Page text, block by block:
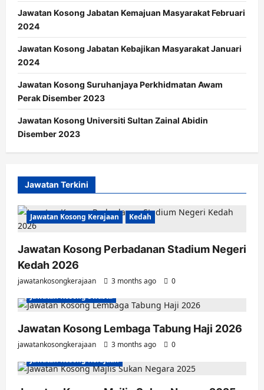
Jawatan Kosong Jabatan Kemajuan Masyarakat Februari
2024
Jawatan Kosong Jabatan Kebajikan Masyarakat Januari
2024
Jawatan Kosong Suruhanjaya Perkhidmatan Awam
Perak Disember 2023
Jawatan Kosong Universiti Sultan Zainal Abidin
Disember 2023
Jawatan Terkini
Jawatan Kosong Kerajaan Kedah
Jawatan Kosong Perbadanan Stadium Negeri
Kedah 2026
jawatankosongkerajaan 3 months ago
0
Jawatan Kosong Swasta
Jawatan Kosong Lembaga Tabung Haji 2026
jawatankosongkerajaan 3 months ago
0
Jawatan Kosong Kerajaan